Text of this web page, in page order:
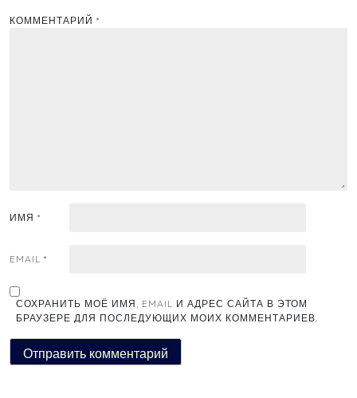
КОММЕНТАРИЙ *
ИМЯ *
EMAIL *
СОХРАНИТЬ МОЁ ИМЯ, EMAIL И АДРЕС САЙТА В ЭТОМ
БРАУЗЕРЕ ДЛЯ ПОСЛЕДУЮЩИХ МОИХ КОММЕНТАРИЕВ.